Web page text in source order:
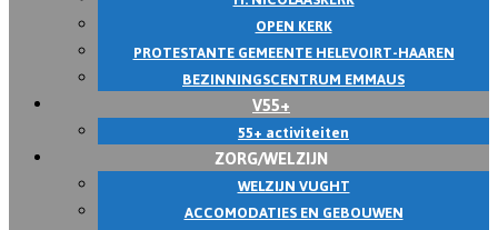
OPEN KERK
PROTESTANTE GEMEENTE HELEVOIRT-HAAREN
BEZINNINGSCENTRUM EMMAUS
V55+
55+ activiteiten
ZORG/WELZIJN
WELZIJN VUGHT
ACCOMODATIES EN GEBOUWEN